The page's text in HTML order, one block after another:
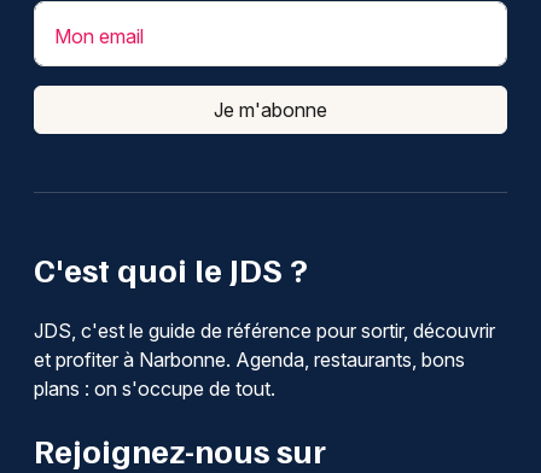
C'est quoi le JDS ?
JDS, c'est le guide de référence pour sortir, découvrir
et profiter à Narbonne. Agenda, restaurants, bons
plans : on s'occupe de tout.
Rejoignez-nous sur
Mon email
Je m'abonne